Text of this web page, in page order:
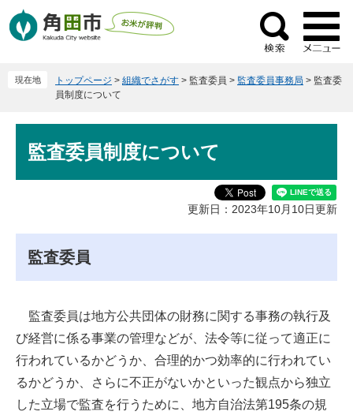
ー
ニ
検
索
現在地 トップページ > 組織でさがす > 監査委員 > 監査委員事務局 > 監査委
員制度について
監査委員制度について
更新日：2023年10月10日更新
監査委員
監査委員は地方公共団体の財務に関する事務の執行及
び経営に係る事業の管理などが、法令等に従って適正に
行われているかどうか、合理的かつ効率的に行われてい
るかどうか、さらに不正がないかといった観点から独立
した立場で監査を行うために、地方自治法第195条の規